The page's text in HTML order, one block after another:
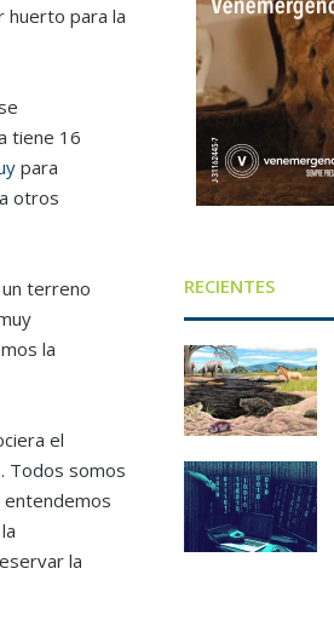
huerto para la
tiene 16
para
otros
terreno
la
el
Todos somos
entendemos
la
RECIENTES